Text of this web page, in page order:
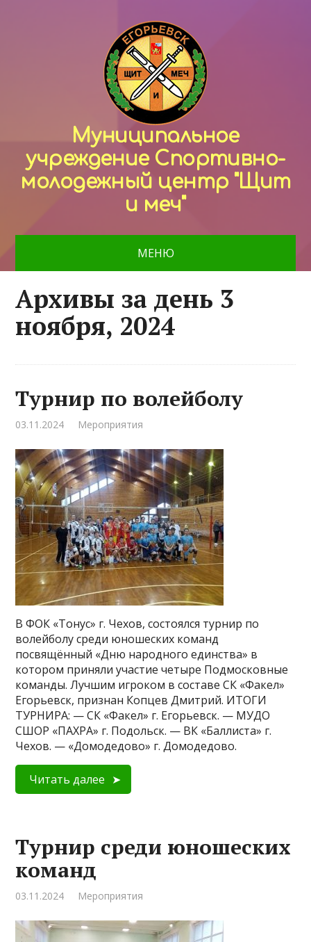
Муниципальное
учреждение Спортивно-
молодежный центр "Щит
и меч"
МЕНЮ
Архивы за день 3
ноября, 2024
Турнир по волейболу
03.11.2024 Мероприятия
В ФОК «Тонус» г. Чехов, состоялся турнир по
волейболу среди юношеских команд
посвящённый «Дню народного единства» в
котором приняли участие четыре Подмосковные
команды. Лучшим игроком в составе СК «Факел»
Егорьевск, признан Копцев Дмитрий. ИТОГИ
ТУРНИРА: — СК «Факел» г. Егорьевск. — МУДО
СШОР «ПАХРА» г. Подольск. — ВК «Баллиста» г.
Чехов. — «Домодедово» г. Домодедово.
Читать далее
Турнир среди юношеских
команд
03.11.2024 Мероприятия